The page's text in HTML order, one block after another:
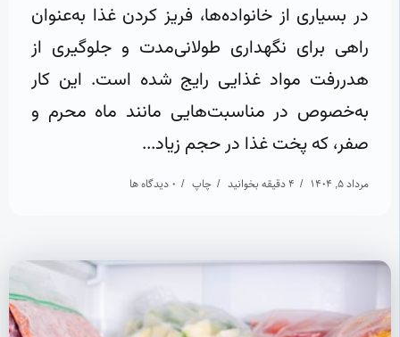
در بسیاری از خانواده‌ها، فریز کردن غذا به‌عنوان
راهی برای نگهداری طولانی‌مدت و جلوگیری از
هدررفت مواد غذایی رایج شده است. این کار
به‌خصوص در مناسبت‌هایی مانند ماه محرم و
صفر، که پخت غذا در حجم زیاد...
مرداد 5, 1404 4 دقیقه بخوانید چاپ 0 دیدگاه ها